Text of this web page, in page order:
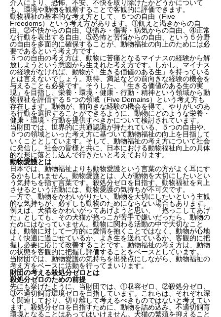
介入により、恐怖、不安、不快を取り除けたかどうかについて
も、環境や動物を観察することで客観的に評価できます。
動物福祉の基本的な考え方として、５つの自由（Five
Freedoms）という考え方があります。①飢えと渇きからの自
由、②不快からの自由、③痛み・傷害・病気からの自由、④正常
な行動を表出する自由、⑤恐怖と苦悩からの自由、という５分野
の自由を多面的に確保することが、動物福祉の向上のためには必
要であるという考え方です。
５つの自由の考え方は、動物に苦痛となるマイナスの経験から解
放しようという意図から生まれた考え方です。しかし、マイナス
の経験がなければ、動物が「生きる価値のある生」を持っている
とは言えないでしょう。期待、満足などの前向きな経験の機会を
与えることも必要です。そうした、「生きる価値のある生の実
現」を目指し、栄養・環境・健康・行動・精神という領域から動
物福祉を評価する５つの領域（Five Domains）という考え方も
存在します。動物が、前向きな経験の機会を得て、やりがいのあ
る行動を選択することができるように、動物にどのような栄養・
健康・環境・行動を提供すべきかについて検討されています。
当財団では、世界的に共通認識が持たれている、５つの自由や、
５つの領域といった考え方に基づいて動物福祉の向上を目指して
いくこととしています。そして、動物福祉の考え方について社会
に発信し、社会の皆様と共に、日本における動物福祉向上の具体
的な形に落とし込んで行きたいと考えております。
動物愛護とは
日本では、動物福祉よりも動物愛護という言葉の方がよく耳にす
るかもしれません。動物愛護とは、人が動物を大切にしたいとい
う気持ちを指す言葉です。殺処分ゼロを目指す、動物福祉を向上
させるという活動には、動物愛護の気持ちが不可欠です。
一方で、動物をかわいがりたい、動物を大切にしたいという主観
的な気持ちが、必ずしも動物のためにならない場合もあります。
例えば、犬猫をかわいがってあげようと思い、「抱っこしてあげ
た」としても、その犬猫が抱っこが苦手で嫌いだったら、動物の
ためにはなっていません。動物に関わる活動の中で大切なこと
は、動物に対して一方的に愛情を抱くことではなく、動物が心地
よく快適に過ごせているか、よき生を送れているか、客観的に把
握し必要に応じて改善することです。動物福祉の考え方は、動物
の状態を客観的に把握し評価することをベースとしています。
当財団では、動物愛護の気持ちを出発点にしながら、動物福祉の
考え方をベースに活動を行ってまいります。
財団の考える殺処分ゼロとは
殺処分ゼロのための前提
先にも挙げたように、当財団では、①収容ゼロ、②殺処分ゼロ、
③不適切飼育環境ゼロを目指しています。これらは、それぞれ深
く関連しており、切り離して考えるべきものではないと考えてい
ます。殺処分ゼロを目指すために、動物を詰め込み、不適切飼育
環境となることはあってはいけません。犬猫の繁殖を抑えること